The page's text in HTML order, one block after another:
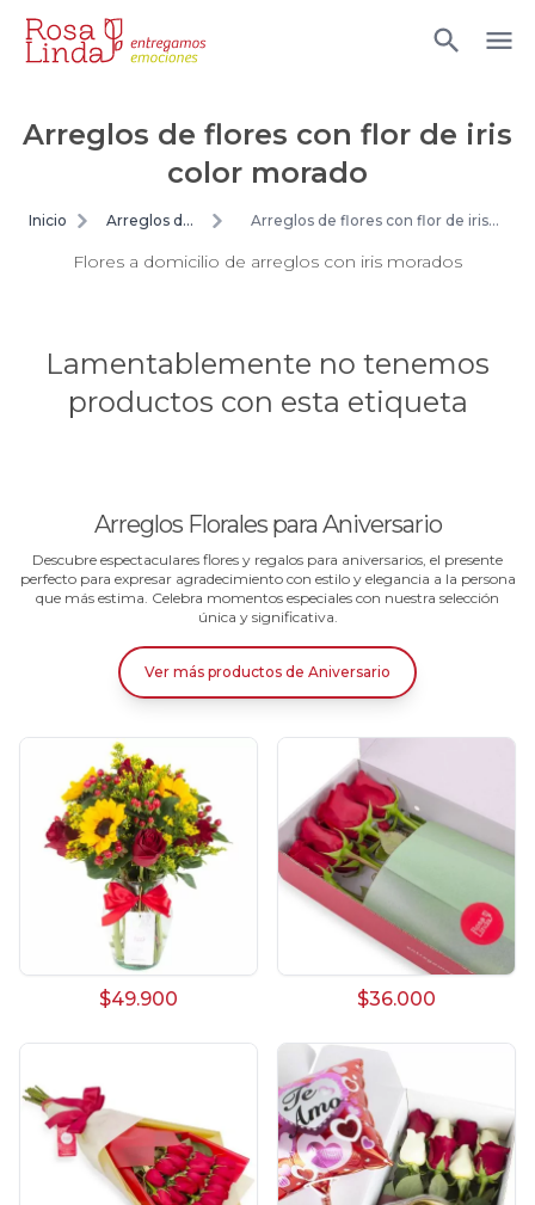
Arreglos de flores con flor de iris
color morado
Inicio
Arreglos de
Arreglos de flores con flor de iris
Flores a domicilio de arreglos con iris morados
Lamentablemente no tenemos
productos con esta etiqueta
Arreglos Florales para Aniversario
Descubre espectaculares flores y regalos para aniversarios, el presente
perfecto para expresar agradecimiento con estilo y elegancia a la persona
que más estima. Celebra momentos especiales con nuestra selección
única y significativa.
Ver más productos de Aniversario
$49.900 $36.000